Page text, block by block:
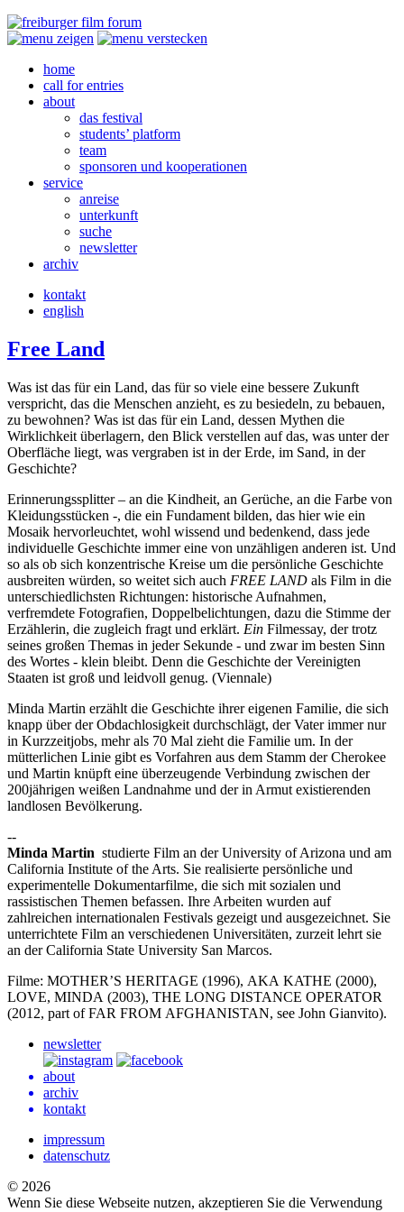
home
call for entries
about
das festival
students’ platform
team
sponsoren und kooperationen
service
anreise
unterkunft
suche
newsletter
archiv
kontakt
english
Free Land
Was ist das für ein Land, das für so viele eine bessere Zukunft
verspricht, das die Menschen anzieht, es zu besiedeln, zu bebauen,
zu bewohnen? Was ist das für ein Land, dessen Mythen die
Wirklichkeit überlagern, den Blick verstellen auf das, was unter der
Oberfläche liegt, was vergraben ist in der Erde, im Sand, in der
Geschichte?
Erinnerungssplitter – an die Kindheit, an Gerüche, an die Farbe von
Kleidungsstücken -, die ein Fundament bilden, das hier wie ein
Mosaik hervorleuchtet, wohl wissend und bedenkend, dass jede
individuelle Geschichte immer eine von unzähligen anderen ist. Und
so als ob sich konzentrische Kreise um die persönliche Geschichte
ausbreiten würden, so weitet sich auch FREE LAND als Film in die
unterschiedlichsten Richtungen: historische Aufnahmen,
verfremdete Fotografien, Doppelbelichtungen, dazu die Stimme der
Erzählerin, die zugleich fragt und erklärt. Ein Filmessay, der trotz
seines großen Themas in jeder Sekunde - und zwar im besten Sinn
des Wortes - klein bleibt. Denn die Geschichte der Vereinigten
Staaten ist groß und leidvoll genug. (Viennale)
Minda Martin erzählt die Geschichte ihrer eigenen Familie, die sich
knapp über der Obdachlosigkeit durchschlägt, der Vater immer nur
in Kurzzeitjobs, mehr als 70 Mal zieht die Familie um. In der
mütterlichen Linie gibt es Vorfahren aus dem Stamm der Cherokee
und Martin knüpft eine überzeugende Verbindung zwischen der
200jährigen weißen Landnahme und der in Armut existierenden
landlosen Bevölkerung.
--
Minda Martin studierte Film an der University of Arizona und am
California Institute of the Arts. Sie realisierte persönliche und
experimentelle Dokumentarfilme, die sich mit sozialen und
rassistischen Themen befassen. Ihre Arbeiten wurden auf
zahlreichen internationalen Festivals gezeigt und ausgezeichnet. Sie
unterrichtete Film an verschiedenen Universitäten, zurzeit lehrt sie
an der California State University San Marcos.
Filme: MOTHER’S HERITAGE (1996), AKA KATHE (2000),
LOVE, MINDA (2003), THE LONG DISTANCE OPERATOR
(2012, part ofFAR FROM AFGHANISTAN, see John Gianvito).
newsletter
about
archiv
kontakt
impressum
datenschutz
© 2026
Wenn Sie diese Webseite nutzen, akzeptieren Sie die Verwendung